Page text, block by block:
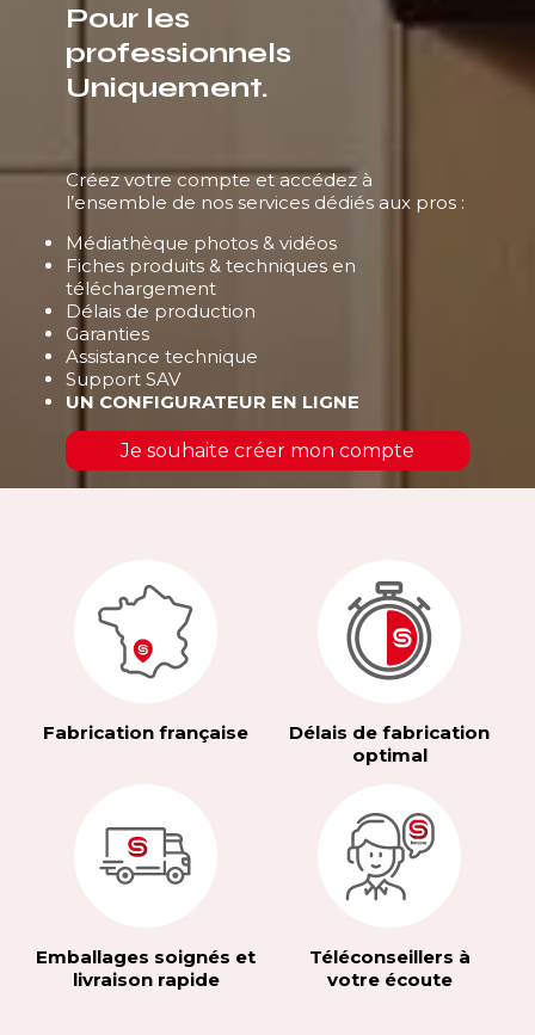
Pour les
professionnels
Uniquement.
Créez votre compte et accédez à
l’ensemble de nos services dédiés aux pros :
Médiathèque photos & vidéos
Fiches produits & techniques en
téléchargement
Délais de production
Garanties
Assistance technique
Support SAV
UN CONFIGURATEUR EN LIGNE
Je souhaite créer mon compte
Fabrication française
Délais de fabrication
optimal
Emballages soignés et
livraison rapide
Téléconseillers à
votre écoute